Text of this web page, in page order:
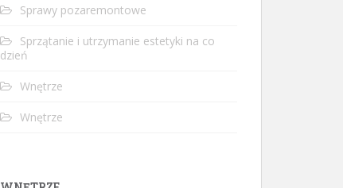
Sprawy pozaremontowe
Sprzątanie i utrzymanie estetyki na co
dzień
Wnętrze
Wnętrze